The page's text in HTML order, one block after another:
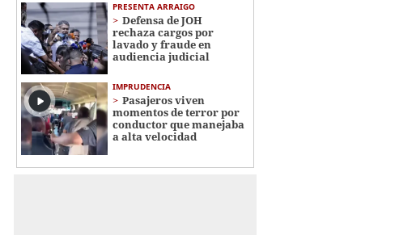
PRESENTA ARRAIGO
Defensa de JOH
rechaza cargos por
lavado y fraude en
audiencia judicial
IMPRUDENCIA
Pasajeros viven
momentos de terror por
conductor que manejaba
a alta velocidad